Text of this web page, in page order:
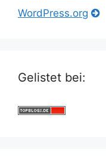
WordPress.org
Gelistet bei: